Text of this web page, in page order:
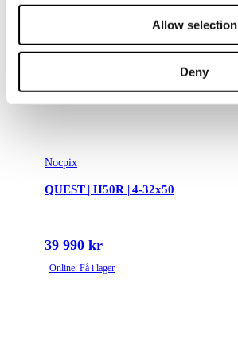
Allow selection
Deny
Nocpix
QUEST | H50R | 4-32x50
39 990 kr
Online: Få i lager